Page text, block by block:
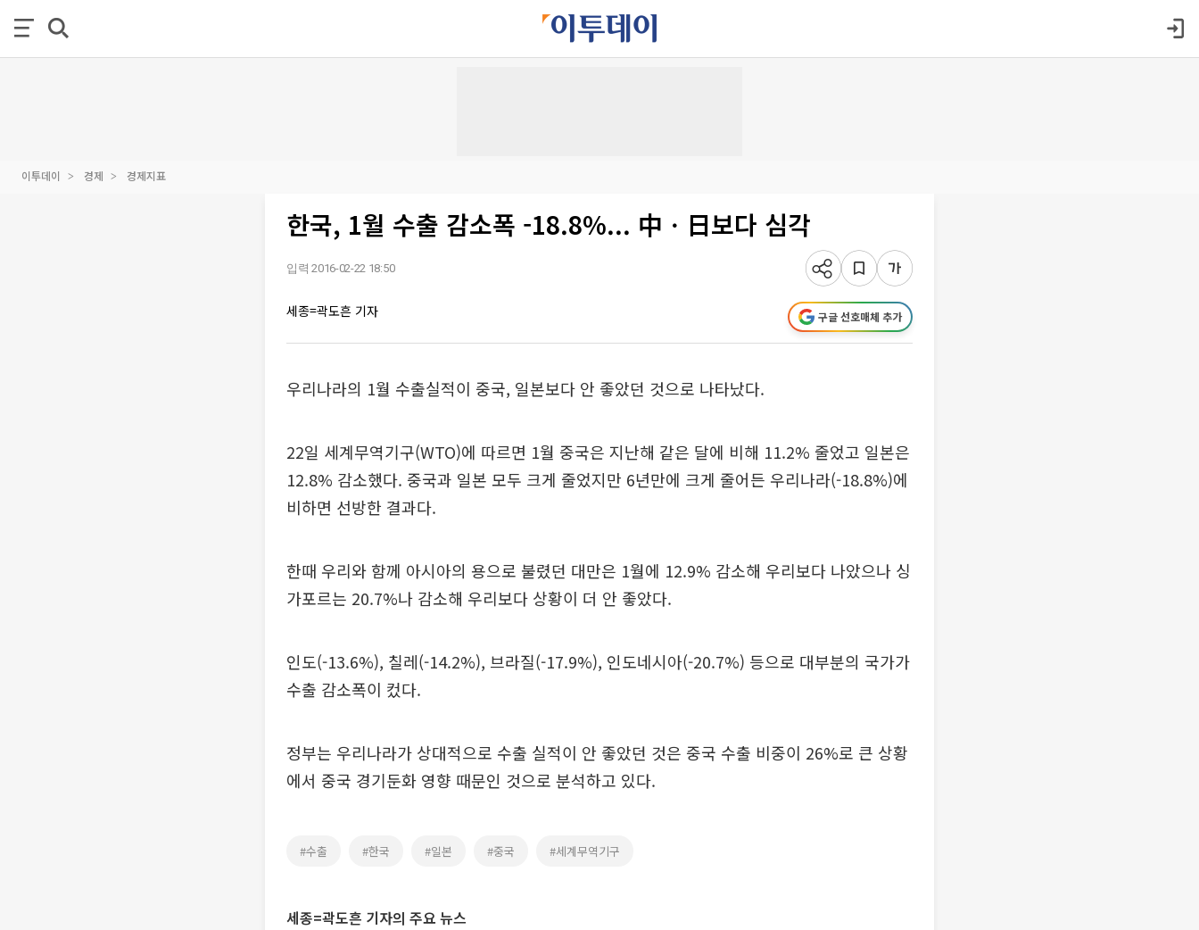
이투데이 경제 경제지표
한국, 1월 수출 감소폭 -18.8%... 中ㆍ日보다 심각
입력 2016-02-22 18:50
세종=곽도흔 기자 구글 선호매체 추가
우리나라의 1월 수출실적이 중국, 일본보다 안 좋았던 것으로 나타났다.
22일 세계무역기구(WTO)에 따르면 1월 중국은 지난해 같은 달에 비해 11.2% 줄었고 일본은
12.8% 감소했다. 중국과 일본 모두 크게 줄었지만 6년만에 크게 줄어든 우리나라(-18.8%)에
비하면 선방한 결과다.
한때 우리와 함께 아시아의 용으로 불렸던 대만은 1월에 12.9% 감소해 우리보다 나았으나 싱
가포르는 20.7%나 감소해 우리보다 상황이 더 안 좋았다.
인도(-13.6%), 칠레(-14.2%), 브라질(-17.9%), 인도네시아(-20.7%) 등으로 대부분의 국가가
수출 감소폭이 컸다.
정부는 우리나라가 상대적으로 수출 실적이 안 좋았던 것은 중국 수출 비중이 26%로 큰 상황
에서 중국 경기둔화 영향 때문인 것으로 분석하고 있다.
#수출 #한국 #일본 #중국 #세계무역기구
세종=곽도흔 기자의 주요 뉴스